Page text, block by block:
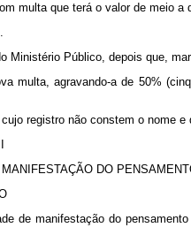
multa que terá o valor de meio a
Público, depois que,
agravando-a de 50%
registro não constem o nome e
DO
manifestação do pensamento